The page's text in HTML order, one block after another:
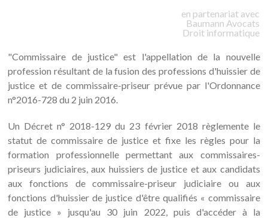
en partenariat avec
Baumann Avocats
Droit informatique
"Commissaire de justice" est l'appellation de la nouvelle
profession résultant de la fusion des professions d'huissier de
justice et de commissaire-priseur prévue par l'Ordonnance
n°2016-728 du 2 juin 2016.
Un Décret n° 2018-129 du 23 février 2018 règlemente le
statut de commissaire de justice et fixe les règles pour la
formation professionnelle permettant aux commissaires-
priseurs judiciaires, aux huissiers de justice et aux candidats
aux fonctions de commissaire-priseur judiciaire ou aux
fonctions d'huissier de justice d'être qualifiés « commissaire
de justice » jusqu'au 30 juin 2022, puis d'accéder à la